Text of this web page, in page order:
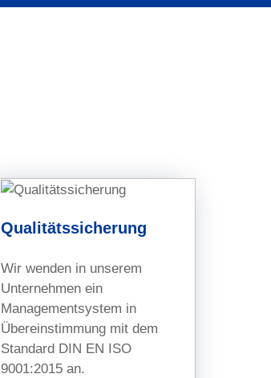
Qualitätssicherung
Wir wenden in unserem
Unternehmen ein
Managementsystem in
Übereinstimmung mit dem
Standard DIN EN ISO
9001:2015 an.